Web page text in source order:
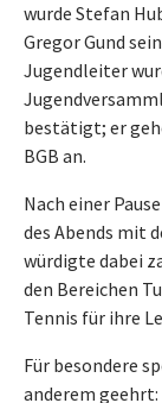
wurde Stefan
Gregor Gund
Jugendleiter
bestätigt; er
BGB an.
Nach einer
des Abends mit
würdigte dabei
den Bereichen
Tennis für ihre
Für besondere
anderem geehrt: